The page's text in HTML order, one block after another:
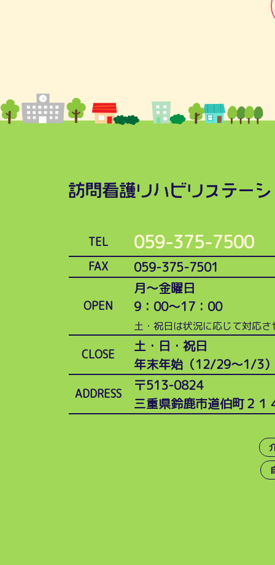
TEL 059-375-7500
FAX 059-375-7501
OPEN
月～金曜日
9：00～17：00
土・祝日は状況に応じて対応
CLOSE
土・日・祝日
年末年始（12/29～1/3
ADDRESS
〒513-0824
三重県鈴鹿市道伯町２１